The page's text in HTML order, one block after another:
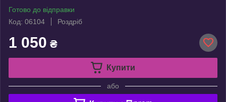
Готово до відправки
Код: 06104
Роздріб
1 050 ₴
Купити
або